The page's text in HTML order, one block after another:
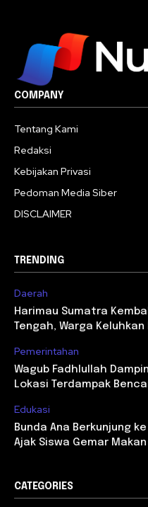
COMPANY
Tentang Kami
Redaksi
Kebijakan Privasi
Pedoman Media Siber
DISCLAIMER
TRENDING
Daerah
Harimau Sumatra
Tengah, Warga Keluhkan
Pemerintahan
Wagub Fadhlullah
Lokasi Terdampak
Edukasi
Bunda Ana Berkunjung
Ajak Siswa Gemar Makan
CATEGORIES